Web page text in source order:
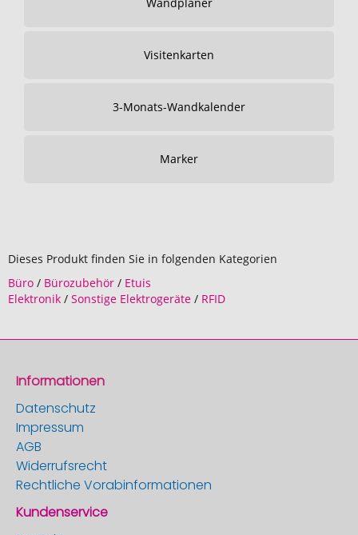
Visitenkarten
3-Monats-Wandkalender
Marker
Dieses Produkt finden Sie in folgenden Kategorien
Büro / Bürozubehör / Etuis
Elektronik / Sonstige Elektrogeräte / RFID
Informationen
Datenschutz
Impressum
AGB
Widerrufsrecht
Rechtliche Vorabinformationen
Kundenservice